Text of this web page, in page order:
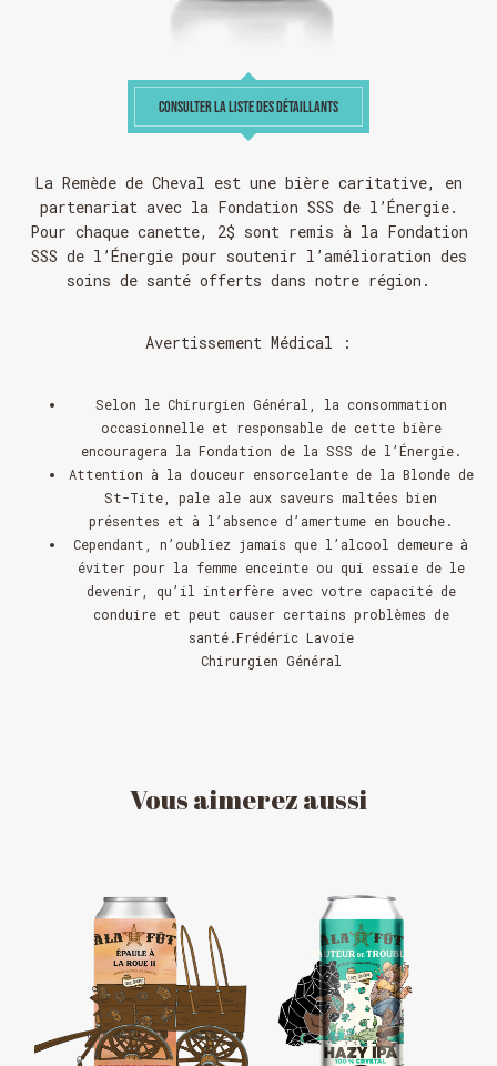
La Remède de Cheval est une bière caritative, en
partenariat avec la Fondation SSS de l’Énergie.
Pour chaque canette, 2$ sont remis à la Fondation
SSS de l’Énergiepour soutenir l’amélioration des
soins de santé offerts dans notre région.
Avertissement Médical :
Selon le Chirurgien Général, la consommation
occasionnelle et responsable de cette bière
encouragera la Fondation de la SSS de l’Énergie.
Attention à la douceur ensorcelante de la Blonde de
St-Tite , pale ale aux saveurs maltées bien
présentes et à l’absence d’amertume en bouche.
Cependant, n’oubliez jamais que l’alcool demeure à
éviter pour la femme enceinte ou qui essaie de le
devenir, qu’il interfère avec votre capacité de
conduire et peut causer certains problèmes de
santé.Frédéric Lavoie
Chirurgien Général
CONSULTER LA LISTE DES DÉTAILLANTS
Vousaimerezaussi
OUVERT 26 et 27 déc. de 11h à 22h
OUVERT 28 et 29 déc. de 09h à 22h
OUVERT 30 déc. de 11h à 22h
FERMÉ 31 déc. et 01 janvier